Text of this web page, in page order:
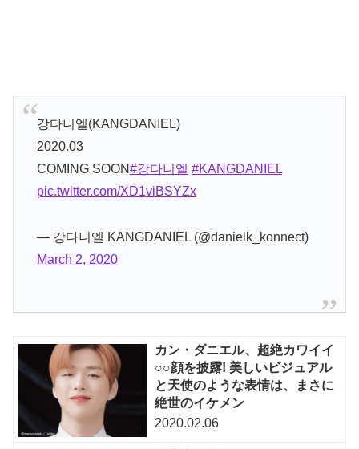
강다니엘(KANGDANIEL)
2020.03
COMING SOON#강다니엘 #KANGDANIEL
pic.twitter.com/XD1viBSYZx
— 강다니엘 KANGDANIEL (@danielk_konnect)
March 2, 2020
カン・ダニエル、超絶カワイイ
○○顔を披露! 美しいビジュアル
と天使のような表情は、まさに
絶世のイケメン
2020.02.06